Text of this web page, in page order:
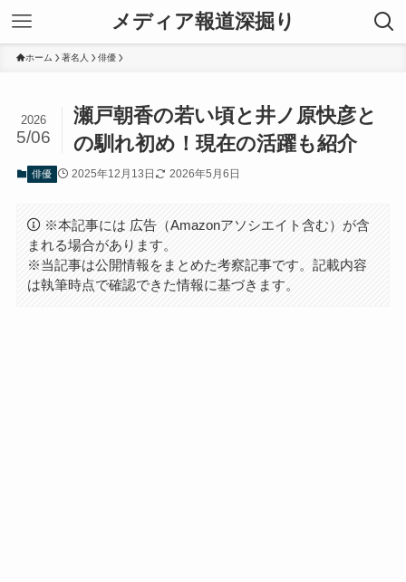
メディア報道深掘り
ホーム 著名人 俳優
瀬戸朝香の若い頃と井ノ原快彦と
の馴れ初め！現在の活躍も紹介
2026
5/06
俳優 2025年12月13日 2026年5月6日
※本記事には 広告（Amazonアソシエイト含む）が含
まれる場合があります。
※当記事は公開情報をまとめた考察記事です。記載内容
は執筆時点で確認できた情報に基づきます。